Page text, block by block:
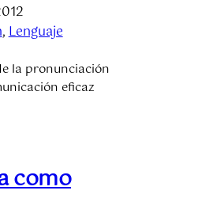
, Lenguaje
la pronunciación
eficaz
como